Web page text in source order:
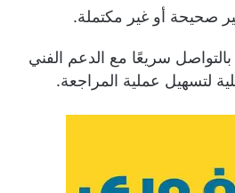
صحيحة أو غير مكتملة.
سريعًا مع الدعم الفني
لتسهيل عملية المراجعة.